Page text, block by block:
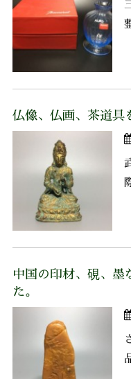
仏像、仏画、茶道具
中国の印材、硯、墨
た。